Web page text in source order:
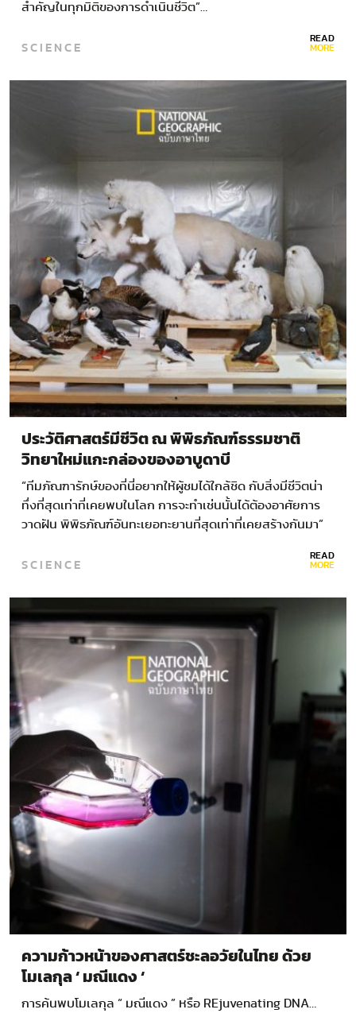
สำคัญในทุกมิติของการดำเนินชีวิต”…
SCIENCE READ
MORE
ประวัติศาสตร์มีชีวิต ณ พิพิธภัณฑ์ธรรมชาติ
วิทยาใหม่แกะกล่องของอาบูดาบี
“ทีมภัณฑารักษ์ของที่นี่อยากให้ผู้ชมได้ใกล้ชิด กับสิ่งมีชีวิตน่า
ทึ่งที่สุดเท่าที่เคยพบในโลก การจะทำเช่นนั้นได้ต้องอาศัยการ
วาดฝัน พิพิธภัณฑ์อันทะเยอทะยานที่สุดเท่าที่เคยสร้างกันมา”
กิโลเมตรต่อชั่วโมง…
SCIENCE READ
MORE
ความก้าวหน้าของศาสตร์ชะลอวัยในไทย ด้วย
โมเลกุล ‘ มณีแดง ‘
การค้นพบโมเลกุล “ มณีแดง ” หรือ REjuvenating DNA…